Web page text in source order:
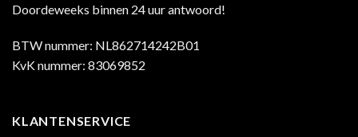
Doordeweeks binnen 24 uur antwoord!
BTW nummer: NL862714242B01
KvK nummer: 83069852
KLANTENSERVICE